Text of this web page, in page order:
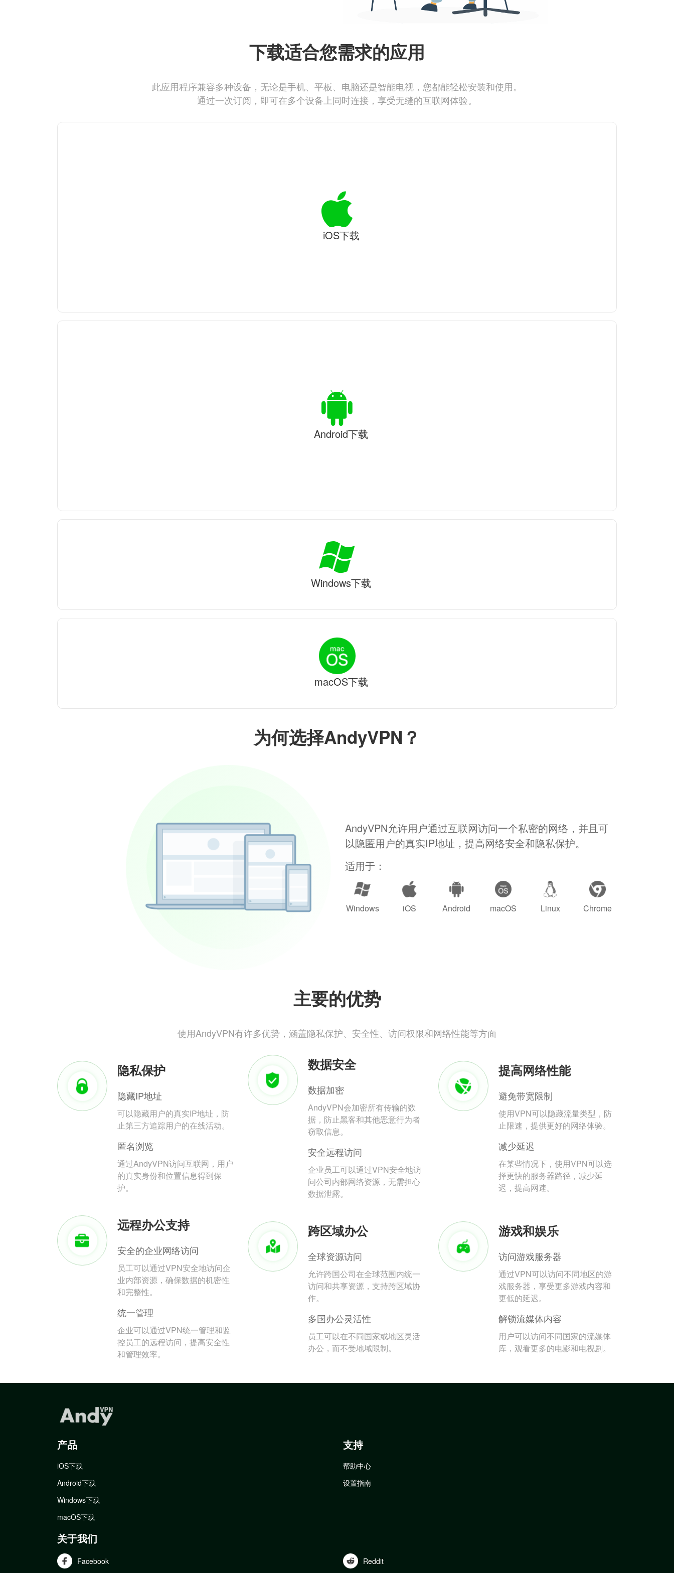
为何选择AndyVPN？
AndyVPN允许用户通过互联网访问一个私密的网络，并且可
以隐匿用户的真实IP地址，提高网络安全和隐私保护。
适用于：
Windows iOS Android macOS Linux Chrome
主要的优势
使用AndyVPN有许多优势，涵盖隐私保护、安全性、访问权限和网络性能等方面
隐私保护
隐藏IP地址
可以隐藏用户的真实IP地址，防
止第三方追踪用户的在线活动。
匿名浏览
通过AndyVPN访问互联网，用户
的真实身份和位置信息得到保
护。
数据安全
数据加密
AndyVPN会加密所有传输的数
据，防止黑客和其他恶意行为者
窃取信息。
安全远程访问
企业员工可以通过VPN安全地访
问公司内部网络资源，无需担心
数据泄露。
提高网络性能
避免带宽限制
使用VPN可以隐藏流量类型，防
止限速，提供更好的网络体验。
减少延迟
在某些情况下，使用VPN可以选
择更快的服务器路径，减少延
迟，提高网速。
远程办公支持
安全的企业网络访问
员工可以通过VPN安全地访问企
业内部资源，确保数据的机密性
和完整性。
统一管理
企业可以通过VPN统一管理和监
控员工的远程访问，提高安全性
和管理效率。
跨区域办公
全球资源访问
允许跨国公司在全球范围内统一
访问和共享资源，支持跨区域协
作。
多国办公灵活性
员工可以在不同国家或地区灵活
办公，而不受地域限制。
游戏和娱乐
访问游戏服务器
通过VPN可以访问不同地区的游
戏服务器，享受更多游戏内容和
更低的延迟。
解锁流媒体内容
用户可以访问不同国家的流媒体
库，观看更多的电影和电视剧。
下载适合您需求的应用
此应用程序兼容多种设备，无论是手机、平板、电脑还是智能电视，您都能轻松安装和使用。
通过一次订阅，即可在多个设备上同时连接，享受无缝的互联网体验。
iOS下载
Android下载
Windows下载
macOS下载
产品
iOS下载
Android下载
Windows下载
macOS下载
支持
帮助中心
设置指南
关于我们
Facebook Reddit